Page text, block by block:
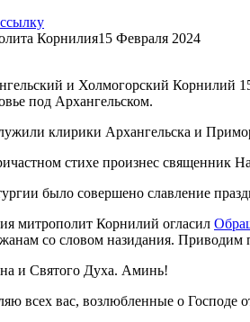
Корнилия15 Февраля 2024
и Холмогорский Корнилий
под Архангельском.
клирики Архангельска и
стихе произнес священник
было совершено славление
митрополит Корнилий огласил
со словом назидания. Приводим
и Святого Духа. Аминь!
всех вас, возлюбленные о Господе